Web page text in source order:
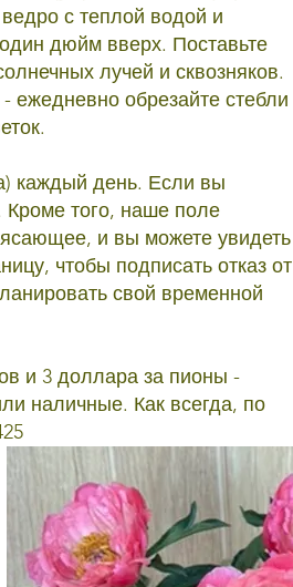
с теплой водой и
дюйм вверх. Поставьте
лучей и сквозняков.
обрезайте стебли
каждый день. Если вы
Кроме того, наше поле
и вы можете увидеть
чтобы подписать отказ от
свой временной
и 3 доллара за пионы -
наличные. Как всегда, по